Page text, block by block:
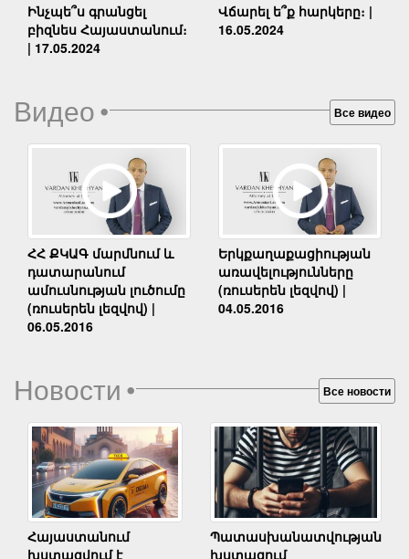
Ինչպե՞ս գրանցել
բիզնես Հայաստանում։
| 17.05.2024
Վճարել ե՞ք հարկերը։ |
16.05.2024
Видео• Все видео
ՀՀ ՔԿԱԳ մարմնում և
դատարանում
ամուսնության լուծումը
(ռուսերեն լեզվով) |
06.05.2016
Երկքաղաքացիության
առավելությունները
(ռուսերեն լեզվով) |
04.05.2016
Новости• Все новости
Հայաստանում
խստացվում է
Պատասխանատվության
խստացում